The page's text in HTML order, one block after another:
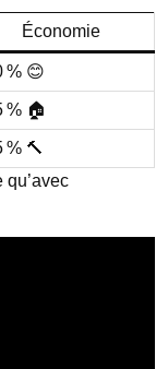
Économie
% 😊
% 🏠
% 🔨
qu’avec